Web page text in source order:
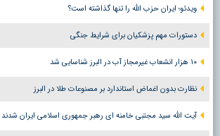
ویدئو؛ ایران حزب الله را تنها گذاشته است؟
دستورات مهم پزشکیان برای شرایط جنگی
۱۰ هزار انشعاب غیرمجاز آب در البرز شناسایی شد
نظارت بدون اغماض استاندارد بر مصنوعات طلا در البرز
آیت الله سید مجتبی خامنه ای رهبر جمهوری اسلامی ایران شدند